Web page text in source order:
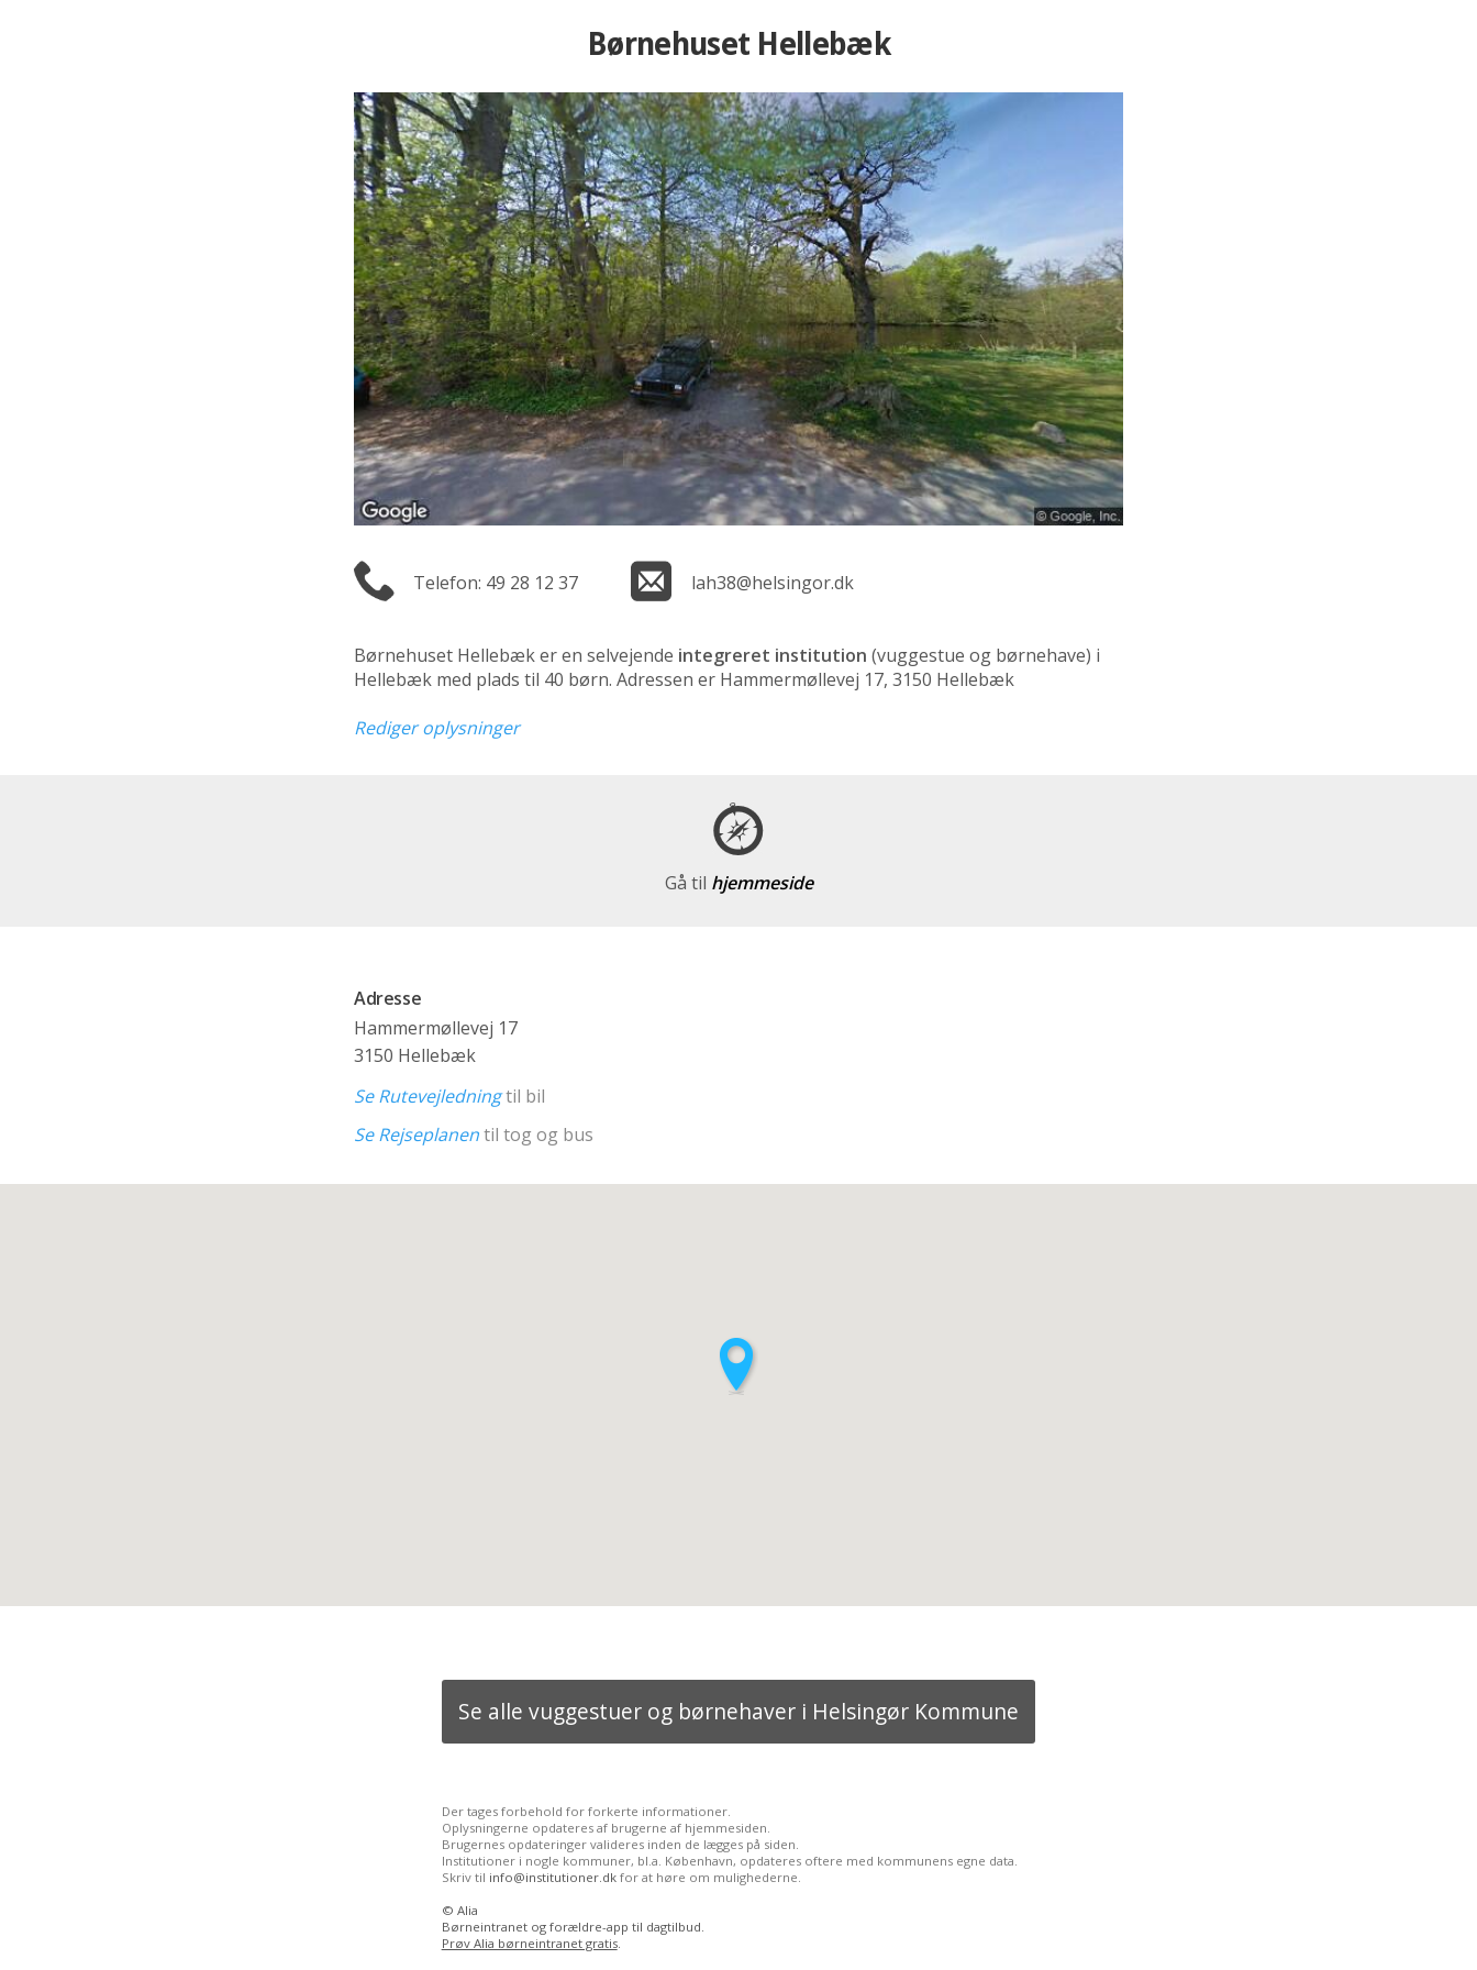
Børnehuset Hellebæk
Telefon: 49 28 12 37 lah38@helsingor.dk
Børnehuset Hellebæk er en selvejende integreret institution (vuggestue og børnehave) i
Hellebæk med plads til 40 børn. Adressen er Hammermøllevej 17, 3150 Hellebæk
Rediger oplysninger
Gå til hjemmeside
Adresse
Hammermøllevej 17
3150 Hellebæk
Se Rutevejledningtil bil
Se Rejseplanentil tog og bus
Se alle vuggestuer og børnehaver i Helsingør Kommune
Der tages forbehold for forkerte informationer.
Oplysningerne opdateres af brugerne af hjemmesiden.
Brugernes opdateringer valideres inden de lægges på siden.
Institutioner i nogle kommuner, bl.a. København, opdateres oftere med kommunens egne data.
Skriv til info@institutioner.dkfor at høre om mulighederne.
© Alia
Børneintranet og forældre-app til dagtilbud.
Prøv Alia børneintranet gratis.